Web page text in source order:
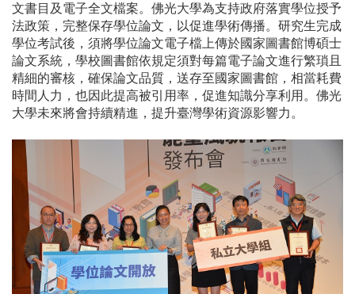
文書目及電子全文檔案。佛光大學為支持政府落實學位授予
法政策，完整保存學位論文，以促進學術傳播。研究生完成
學位考試後，須將學位論文電子檔上傳於國家圖書館博碩士
論文系統，學校圖書館依規定須對每篇電子論文進行繁瑣且
精細的審核，確保論文品質，送存至國家圖書館，相當耗費
時間人力，也因此提高被引用率，促進知識分享利用。佛光
大學未來將會持續精進，提升臺灣學術資源影響力。